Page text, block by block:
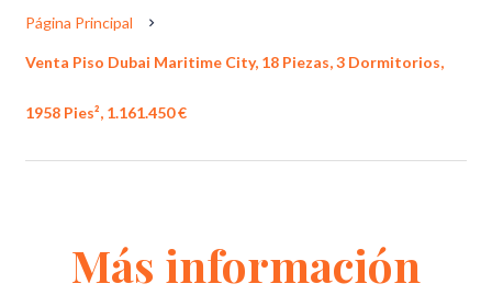
Página Principal
Venta Piso Dubai Maritime City, 18 Piezas, 3 Dormitorios,
1958 Pies², 1.161.450 €
Más información